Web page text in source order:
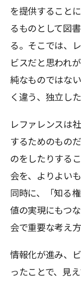
を提供すること
るものとして図
る。そこでは、
ビスだと思われ
純なものではな
く違う、独立し
レファレンスは
するためのもの
のをしたりする
会を、よりよい
同時に、「知る
値の実現にもつ
会で重要な考え方
情報化が進み、
ったことで、見